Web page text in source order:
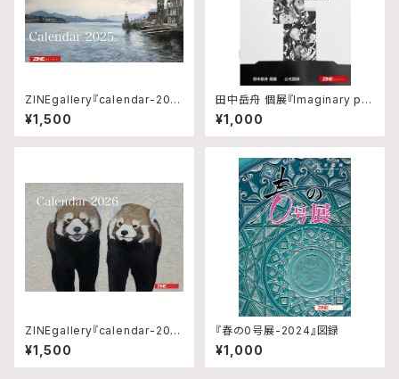
ZINEgallery『calendar-202
5』
¥1,500
田中岳舟 個展『Imaginary pla
n↔︎Unplanned』図録
¥1,000
ZINEgallery『calendar-202
6』修正版
¥1,500
『春の0号展-2024』図録
¥1,000